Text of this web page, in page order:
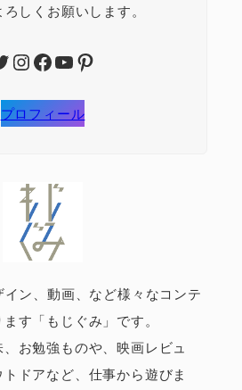
しくお願いします。
InstagramFacebook YouTube Pinterest
プロフィール
ン、動画、など様々なコンテ
す「もじぐみ」です。
お勉強ものや、映画レビュ
ドアなど、仕事から遊びま